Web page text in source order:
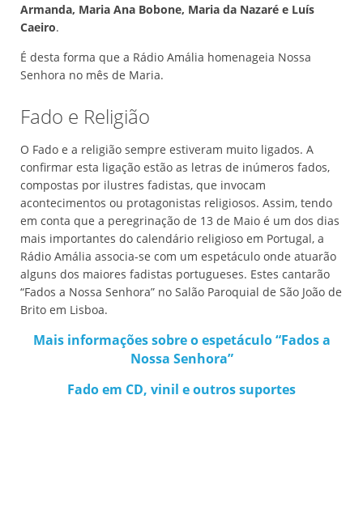
Armanda, Maria Ana Bobone, Maria da Nazaré e Luís
Caeiro.
É desta forma que a Rádio Amália homenageia Nossa
Senhora no mês de Maria.
Fado e Religião
O Fado e a religião sempre estiveram muito ligados. A
confirmar esta ligação estão as letras de inúmeros fados,
compostas por ilustres fadistas, que invocam
acontecimentos ou protagonistas religiosos. Assim, tendo
em conta que a peregrinação de 13 de Maio é um dos dias
mais importantes do calendário religioso em Portugal, a
Rádio Amália associa-se com um espetáculo onde atuarão
alguns dos maiores fadistas portugueses. Estes cantarão
“Fados a Nossa Senhora” no Salão Paroquial de São João de
Brito em Lisboa.
Mais informações sobre o espetáculo “Fados a
Nossa Senhora”
Fado em CD, vinil e outros suportes